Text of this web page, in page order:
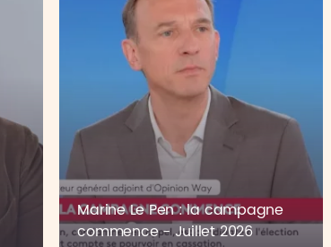
Marine Le Pen : la campagne
commence - Juillet 2026